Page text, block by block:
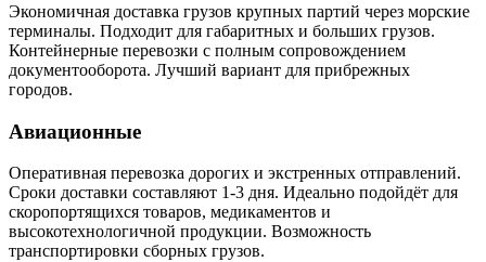
Экономичная доставка грузов крупных партий через морские
терминалы. Подходит для габаритных и больших грузов.
Контейнерные перевозки с полным сопровождением
документооборота. Лучший вариант для прибрежных
городов.
Авиационные
Оперативная перевозка дорогих и экстренных отправлений.
Сроки доставки составляют 1-3 дня. Идеально подойдёт для
скоропортящихся товаров, медикаментов и
высокотехнологичной продукции. Возможность
транспортировки сборных грузов.